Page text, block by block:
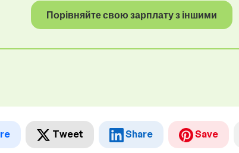
Порівняйте свою зарплату з іншими
Tweet Share Save